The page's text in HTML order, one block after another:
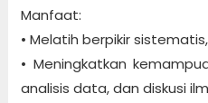
Manfaat:
• Melatih berpikir
• Meningkatkan
analisis data, dan diskusi